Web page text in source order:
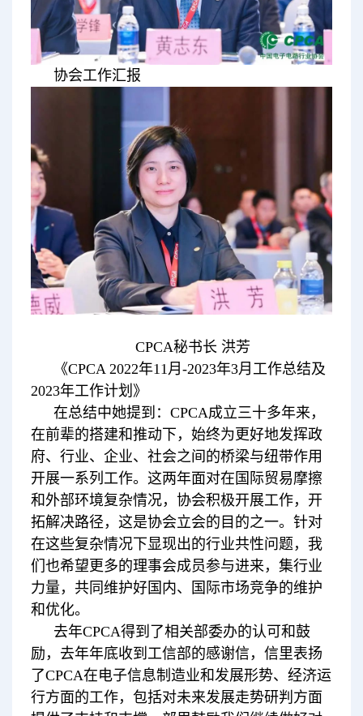
协会工作汇报
CPCA秘书长 洪芳
《CPCA 2022年11月-2023年3月工作总结及
2023年工作计划》
在总结中她提到：CPCA成立三十多年来，
在前辈的搭建和推动下，始终为更好地发挥政
府、行业、企业、社会之间的桥梁与纽带作用
开展一系列工作。这两年面对在国际贸易摩擦
和外部环境复杂情况，协会积极开展工作，开
拓解决路径，这是协会立会的目的之一。针对
在这些复杂情况下显现出的行业共性问题，我
们也希望更多的理事会成员参与进来，集行业
力量，共同维护好国内、国际市场竞争的维护
和优化。
去年CPCA得到了相关部委办的认可和鼓
励，去年年底收到工信部的感谢信，信里表扬
了CPCA在电子信息制造业和发展形势、经济运
行方面的工作，包括对未来发展走势研判方面